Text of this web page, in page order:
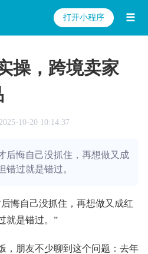
打开小程序 ☰
操，跨境卖家
10-20 10:14:37
后悔自己没抓住，再想做又成
错过就是错过。
悔自己没抓住，再想做又成红
就是错过。”
，朋友不少聊到这个问题：去年